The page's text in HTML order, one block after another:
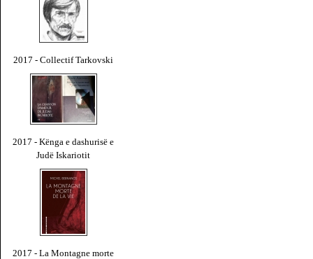
2017 - Collectif Tarkovski
2017 - Kënga e dashurisë e
Judë Iskariotit
2017 - La Montagne morte